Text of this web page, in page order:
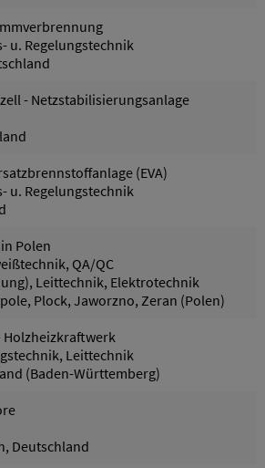
u. Regelungstechnik
- Netzstabilisierungsanlage
(EVA)
u. Regelungstechnik
Polen
QA/QC
Leittechnik, Elektrotechnik
Plock, Jaworzno, Zeran (Polen)
Holzheizkraftwerk
Leittechnik
(Baden-Württemberg)
Deutschland